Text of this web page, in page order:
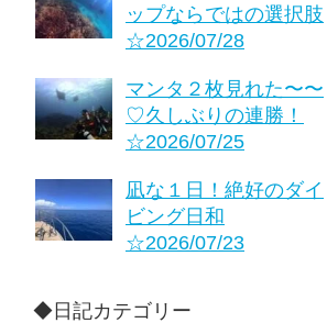
ップならではの選択肢
☆2026/07/28
マンタ２枚見れた〜〜
♡久しぶりの連勝！
☆2026/07/25
凪な１日！絶好のダイ
ビング日和
☆2026/07/23
◆日記カテゴリー